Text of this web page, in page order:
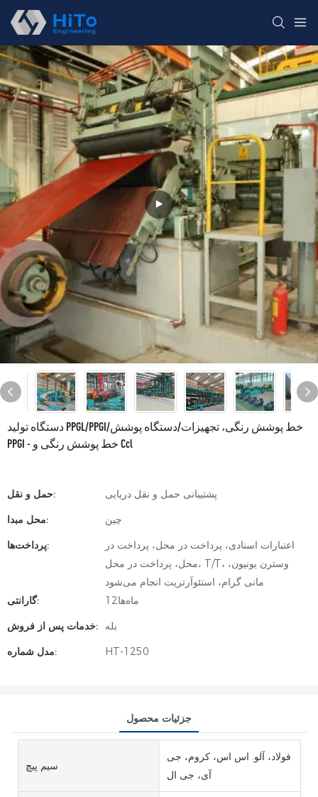
دستگاه تولید PPGL/PPGI/خط پوشش رنگی، تجهیزات/دستگاه پوشش
PPGI - خط پوشش رنگی و Ccl
حمل و نقل:
پشتیبانی حمل و نقل دریایی
محل مبدا:
چین
پرداخت‌ها:
اعتبارات اسنادی، پرداخت در محل، پرداخت در
محل، پرداخت در محل، T/T، وسترن یونیون،
مانی گرام، استئوآرتریت انجام می‌شود
گارانتی:
ماه‌ها12
خدمات پس از فروش:
بله
مدل شماره:
HT-1250
جزئیات محصول
سیم پیچ
فولاد، آلو. اس اس، کروم، جی
آی، جی ال